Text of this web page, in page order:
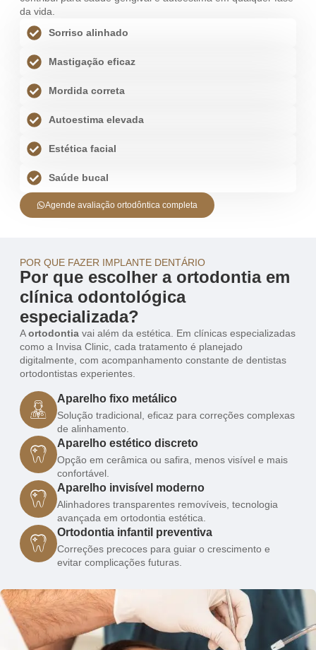
da vida.
Sorriso alinhado
Mastigação eficaz
Mordida correta
Autoestima elevada
Estética facial
Saúde bucal
Agende avaliação ortodôntica completa
POR QUE FAZER IMPLANTE DENTÁRIO
Por que escolher a ortodontia em
clínica odontológica
especializada?
Aortodontia vai além da estética. Em clínicas especializadas
como a Invisa Clinic, cada tratamento é planejado
digitalmente, com acompanhamento constante de dentistas
ortodontistas experientes.
Aparelho fixo metálico
Solução tradicional, eficaz para correções complexas
de alinhamento.
Aparelho estético discreto
Opção em cerâmica ou safira, menos visível e mais
confortável.
Aparelho invisível moderno
Alinhadores transparentes removíveis, tecnologia
avançada em ortodontia estética.
Ortodontia infantil preventiva
Correções precoces para guiar o crescimento e
evitar complicações futuras.